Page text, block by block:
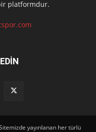
platformdur.
yayınlanan her türlü